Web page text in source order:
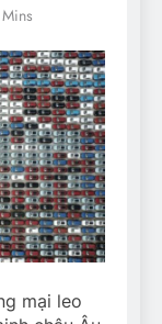
Mins
mại leo